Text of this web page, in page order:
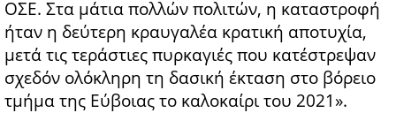
ΟΣΕ. Στα μάτια πολλών πολιτών, η καταστροφή
ήταν η δεύτερη κραυγαλέα κρατική αποτυχία,
μετά τις τεράστιες πυρκαγιές που κατέστρεψαν
σχεδόν ολόκληρη τη δασική έκταση στο βόρειο
τμήμα της Εύβοιας το καλοκαίρι του 2021».